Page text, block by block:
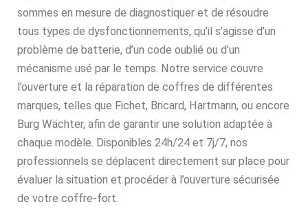
sommes en mesure de diagnostiquer et de résoudre
tous types de dysfonctionnements, qu’il s’agisse d’un
problème de batterie, d’un code oublié ou d’un
mécanisme usé par le temps. Notre service couvre
l’ouverture et la réparation de coffres de différentes
marques, telles que Fichet, Bricard, Hartmann, ou encore
Burg Wächter, afin de garantir une solution adaptée à
chaque modèle. Disponibles 24h/24 et 7j/7, nos
professionnels se déplacent directement sur place pour
évaluer la situation et procéder à l’ouverture sécurisée
de votre coffre-fort.